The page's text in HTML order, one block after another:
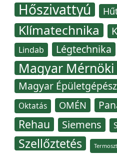
Hőszivattyú
Klímatechnika
Lindab Légtechnika
Magyar Mérnöki
Magyar
Oktatás OMÉN
Rehau Siemens
Szellőztetés